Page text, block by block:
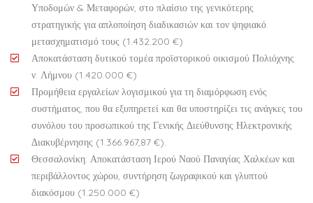
Υποδομών & Μεταφορών, στο πλαίσιο της γενικότερης
στρατηγικής για απλοποίηση διαδικασιών και τον ψηφιακό
μετασχηματισμό τους (1.432.200 €)
Αποκατάσταση δυτικού τομέα προϊστορικού οικισμού Πολιόχνης
ν. Λήμνου (1.420.000 €)
Προμήθεια εργαλείων λογισμικού για τη διαμόρφωση ενός
συστήματος, που θα εξυπηρετεί και θα υποστηρίζει τις ανάγκες του
συνόλου του προσωπικού της Γενικής Διεύθυνσης Ηλεκτρονικής
Διακυβέρνησης (1.366.967,87 €).
Θεσσαλονίκη: Αποκατάσταση Ιερού Ναού Παναγίας Χαλκέων και
περιβάλλοντος χώρου, συντήρηση ζωγραφικού και γλυπτού
διακόσμου (1.250.000 €)